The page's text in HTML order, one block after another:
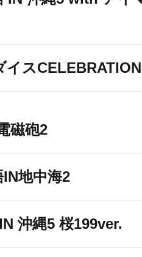
全台USB設置完了】
イスCELEBRATION
磁砲2
地中海2
沖縄5 桜199ver.